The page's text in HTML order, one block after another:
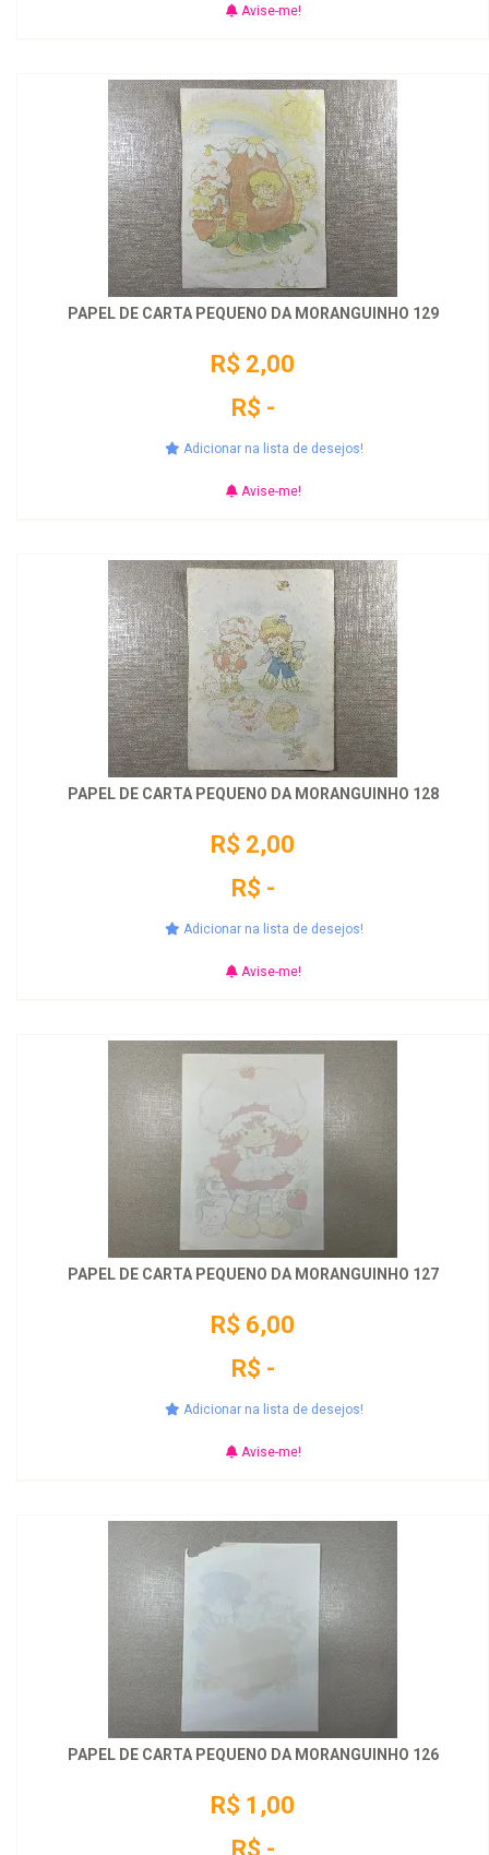
Avise-me!
PAPEL DE CARTA PEQUENO DA MORANGUINHO 129
R$ 2,00
R$ -
Adicionar na lista de desejos!
Avise-me!
PAPEL DE CARTA PEQUENO DA MORANGUINHO 128
R$ 2,00
R$ -
Adicionar na lista de desejos!
Avise-me!
PAPEL DE CARTA PEQUENO DA MORANGUINHO 127
R$ 6,00
R$ -
Adicionar na lista de desejos!
Avise-me!
PAPEL DE CARTA PEQUENO DA MORANGUINHO 126
R$ 1,00
R$ -